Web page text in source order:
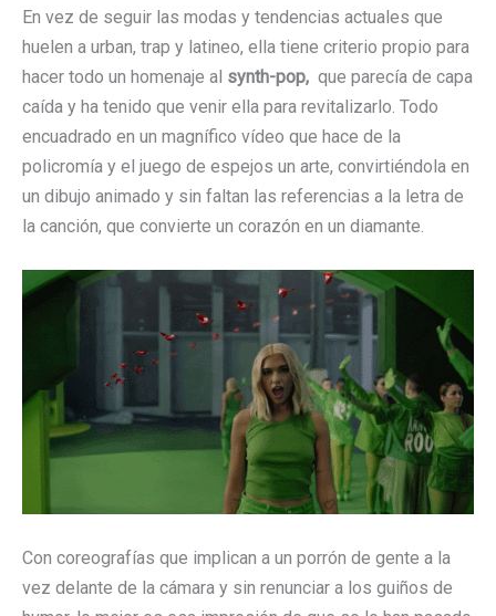
En vez de seguir las modas y tendencias actuales que
huelen a urban, trap y latineo, ella tiene criterio propio para
hacer todo un homenaje al synth-pop, que parecía de capa
caída y ha tenido que venir ella para revitalizarlo. Todo
encuadrado en un magnífico vídeo que hace de la
policromía y el juego de espejos un arte, convirtiéndola en
un dibujo animado y sin faltan las referencias a la letra de
la canción, que convierte un corazón en un diamante.
Con coreografías que implican a un porrón de gente a la
vez delante de la cámara y sin renunciar a los guiños de